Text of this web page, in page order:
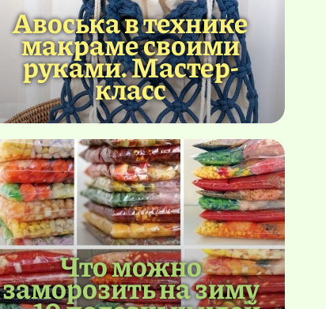
Авоська в технике
макраме своими
руками. Мастер-
класс
Что можно
заморозить на зиму